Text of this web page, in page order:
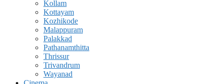
Kollam
Kottayam
Kozhikode
Malappuram
Palakkad
Pathanamthitta
Thrissur
Trivandrum
Wayanad